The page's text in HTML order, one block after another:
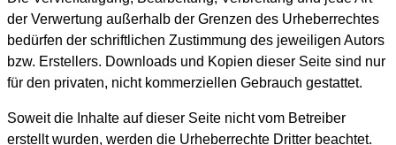
der Verwertung außerhalb der Grenzen des Urheberrechtes
bedürfen der schriftlichen Zustimmung des jeweiligen Autors
bzw. Erstellers. Downloads und Kopien dieser Seite sind nur
für den privaten, nicht kommerziellen Gebrauch gestattet.
Soweit die Inhalte auf dieser Seite nicht vom Betreiber
erstellt wurden, werden die Urheberrechte Dritter beachtet.